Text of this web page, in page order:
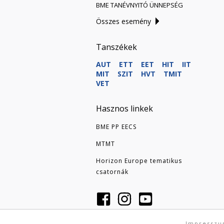
BME TANÉVNYITÓ ÜNNEPSÉG
Összes esemény
Tanszékek
AUT ETT EET HIT
IIT
MIT
SZIT HVT
TMIT
VET
Hasznos linkek
BME PP EECS
MTMT
Horizon Europe tematikus
csatornák